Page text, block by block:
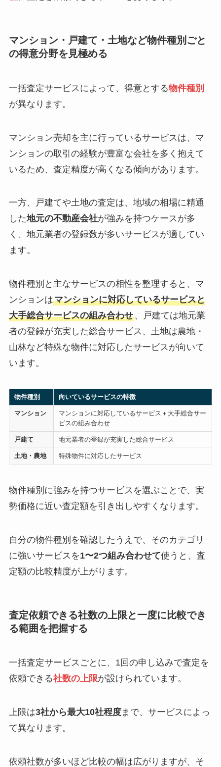
マンション・戸建て・土地など物件種別ごと
の得意分野を見極める
一括査定サービスによって、得意とする物件種別
が異なります。
マンション売却を主に行っているサービスは、マ
ンションの取引の経験が豊富な会社を多く抱えて
いるため、査定精度が高くなる傾向があります。
一方、戸建てや土地の査定は、地域の相場に精通
した地元の不動産会社が強みを持つケースが多
く、地元業者の登録数が多いサービスが適してい
ます。
物件種別と主なサービスの相性を整理すると、マ
ンションはマンションに対応しているサービスと
大手総合サービスの組み合わせ、戸建ては地元業
者の登録が充実した総合サービス、土地は農地・
山林など特殊な物件に対応したサービスが向いて
います。
物件種別 向いているサービスの特徴
マンション
マンションに対応しているサービス＋大手総合サー
ビスの組み合わせ
戸建て 地元業者の登録が充実した総合サービス
土地・農地 特殊物件に対応したサービス
物件種別に強みを持つサービスを選ぶことで、実
勢価格に近い査定額を引き出しやすくなります。
自分の物件種別を確認したうえで、そのカテゴリ
に強いサービスを1〜2つ組み合わせて使うと、査
定額の比較精度が上がります。
査定依頼できる社数の上限と一度に比較でき
る範囲を把握する
一括査定サービスごとに、1回の申し込みで査定を
依頼できる社数の上限が設けられています。
上限は3社から最大10社程度まで、サービスによっ
て異なります。
依頼社数が多いほど比較の幅は広がりますが、そ